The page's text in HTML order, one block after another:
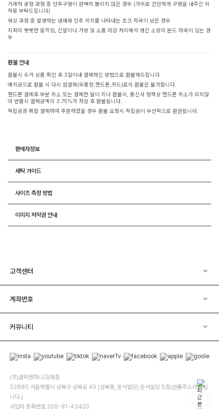
거래처 공정 과정 중 단추구멍이 완벽히 뚫리지 않은 경우 (가위로 간단하게 구멍을 내주신 뒤
착용 부탁드립니다)
워싱 과정 중 발생하는 냄새와 단추 위치를 나타내는 초크 자국이 남은 경우
지퍼의 뻣뻣한 움직임, 신발이나 가방 및 소품 마감 처리에서 생긴 소량의 본드 자국이 있는 경
우
환불 안내
환불시 수거 상품 확인 후 3일이내 결제하신 방법으로 환불해드립니다
예치금으로 환불 시 다시 원결제(무통장,핸드폰,카드)로의 환불은 불가합니다.
핸드폰 결제후 부분 취소 또는 결제한 달이 지나 환불시, 통신사 정책상 핸드폰 취소가 되지않
아 반품시 결제금액의 3.75%가 차감 후 환불됩니다.
적립금과 복합 결제하여 주문하였을 경우 환불 요청시 적립금이 우선적으로 환원됩니다.
판매자정보
세탁 가이드
사이즈 측정 방법
이미지 저작권 안내
고객센터
계좌번호
커뮤니티
(주)클릭앤퍼니/김예중
02880 서울특별시 성북구 성북로 49 (성북동, 운석빌딩) 운석빌딩 5층(반품주소가 아닙
니다.)
사업자 등록번호 209-81-43420